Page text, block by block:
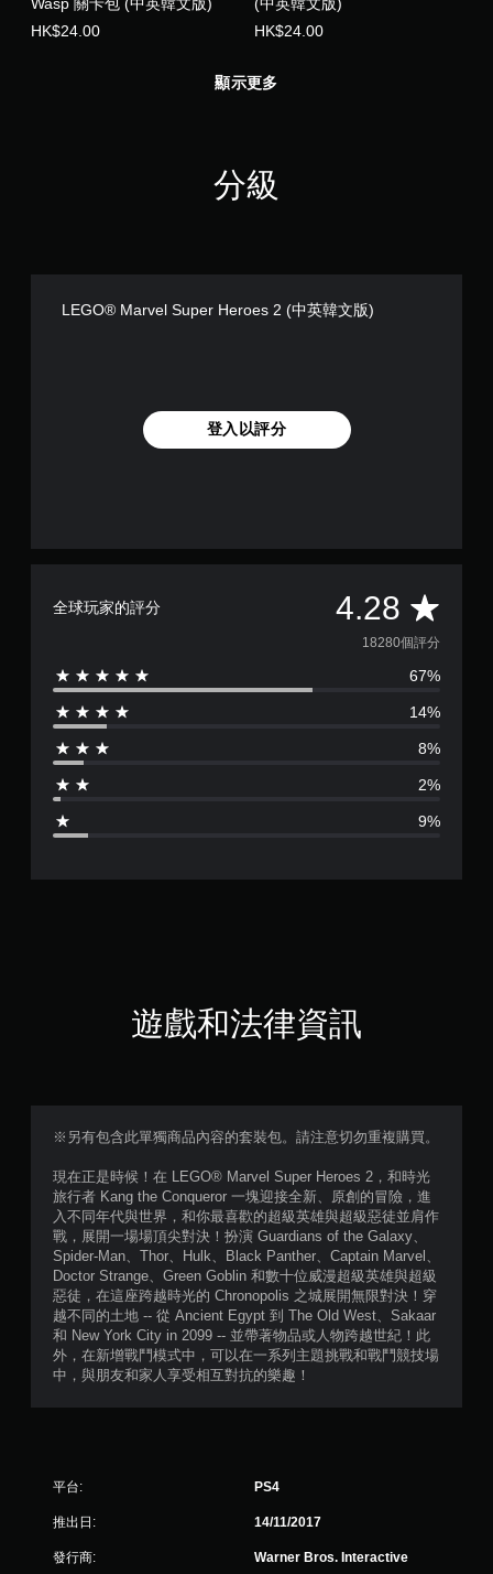
HK$24.00 HK$24.00
顯示更多
分級
LEGO® Marvel Super Heroes 2 (中英韓文版)
登入以評分
全球玩家的評分 4.28 平
均
評
分
4
2
分
5
顆
星
）
，
18280個評分
67%
14%
8%
2%
9%
遊戲和法律資訊
※另有包含此單獨商品內容的套裝包。請注意切勿重複購買。
現在正是時候！在 LEGO® Marvel Super Heroes 2，和時光
旅行者 Kang the Conqueror 一塊迎接全新、原創的冒險，進
入不同年代與世界，和你最喜歡的超級英雄與超級惡徒並肩作
戰，展開一場場頂尖對決！扮演 Guardians of the Galaxy、
Spider-Man、Thor、Hulk、Black Panther、Captain Marvel、
Doctor Strange、Green Goblin 和數十位威漫超級英雄與超級
惡徒，在這座跨越時光的 Chronopolis 之城展開無限對決！穿
越不同的土地 -- 從 Ancient Egypt 到 The Old West、Sakaar
和 New York City in 2099 -- 並帶著物品或人物跨越世紀！此
外，在新增戰鬥模式中，可以在一系列主題挑戰和戰鬥競技場
中，與朋友和家人享受相互對抗的樂趣！
平台: PS4
推出日: 14/11/2017
發行商: Warner Bros. Interactive